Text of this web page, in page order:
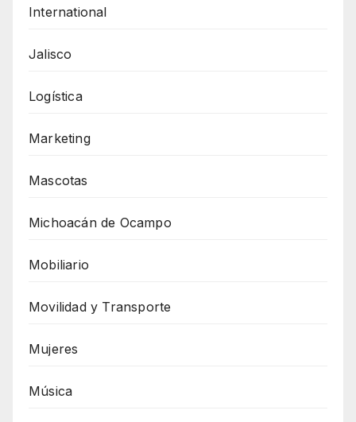
International
Jalisco
Logística
Marketing
Mascotas
Michoacán de Ocampo
Mobiliario
Movilidad y Transporte
Mujeres
Música